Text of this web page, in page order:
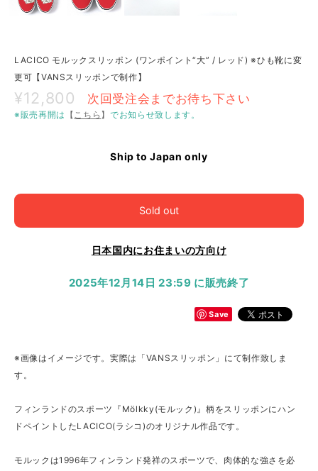
LACICO モルックスリッポン (ワンポイント“大” / レッド) ※ひも靴に変
更可【VANSスリッポンで制作】
¥12,800 次回受注会までお待ち下さい
※販売再開は 【こちら 】でお知らせ致します。
Ship to Japan only
Sold out
日本国内にお住まいの方向け
2025年12月14日 23:59 に販売終了
Save
※画像はイメージです。実際は「VANSスリッポン」にて制作致しま
す。
フィンランドのスポーツ『Mölkky(モルック)』柄をスリッポンにハン
ドペイントしたLACICO(ラシコ)のオリジナル作品です。
モルックは1996年フィンランド発祥のスポーツで、肉体的な強さを必